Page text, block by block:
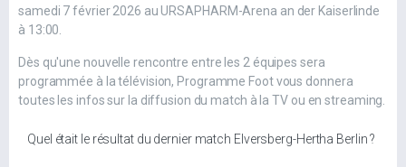
samedi 7 février 2026 au URSAPHARM-Arena an der Kaiserlinde
à 13:00.
Dès qu'une nouvelle rencontre entre les 2 équipes sera
programmée à la télévision, Programme Foot vous donnera
toutes les infos sur la diffusion du match à la TV ou en streaming.
Quel était le résultat du dernier match Elversberg-Hertha Berlin ?